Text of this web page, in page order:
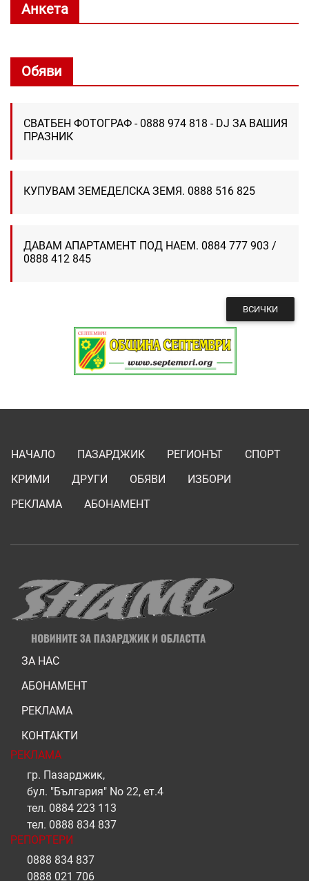
Анкета
Обяви
СВАТБЕН ФОТОГРАФ - 0888 974 818 - DJ ЗА ВАШИЯ
ПРАЗНИК
КУПУВАМ ЗЕМЕДЕЛСКА ЗЕМЯ. 0888 516 825
ДАВАМ АПАРТАМЕНТ ПОД НАЕМ. 0884 777 903 /
0888 412 845
ВСИЧКИ
НАЧАЛО ПАЗАРДЖИК РЕГИОНЪТ
СПОРТ
КРИМИ
ДРУГИ ОБЯВИ
ИЗБОРИ
РЕКЛАМА
АБОНАМЕНТ
ЗА НАС
АБОНАМЕНТ
РЕКЛАМА
КОНТАКТИ
РЕКЛАМА
гр. Пазарджик,
бул. "България" No 22, ет.4
тел. 0884 223 113
тел. 0888 834 837
РЕПОРТЕРИ
0888 834 837
0888 021 706